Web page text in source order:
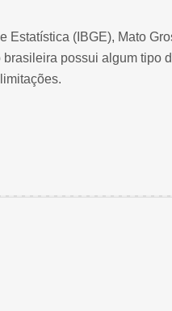
Estatística (IBGE), Mato
possui algum tipo